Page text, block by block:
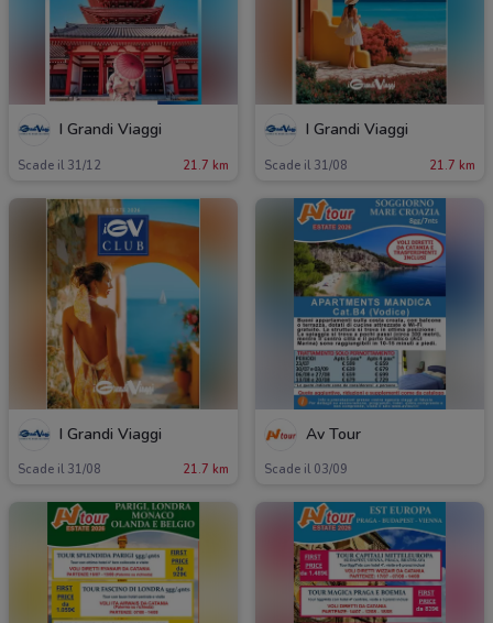
I Grandi Viaggi
Scade il 31/12 21.7 km
I Grandi Viaggi
Scade il 31/08 21.7 km
I Grandi Viaggi
Scade il 31/08 21.7 km
Av Tour
Scade il 03/09